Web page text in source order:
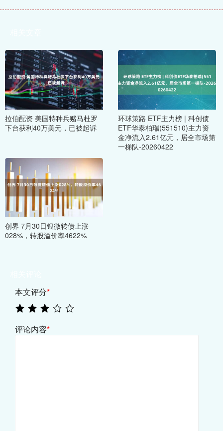
拉伯配资 美国特种兵赌马杜罗
下台获利40万美元，已被起诉
环球策路 ETF主力榜 | 科创债
ETF华泰柏瑞(551510)主力资
金净流入2.61亿元，居全市场第
一梯队-20260422
创界 7月30日银微转债上涨
028%，转股溢价率4622%
本文评分*
评论内容*